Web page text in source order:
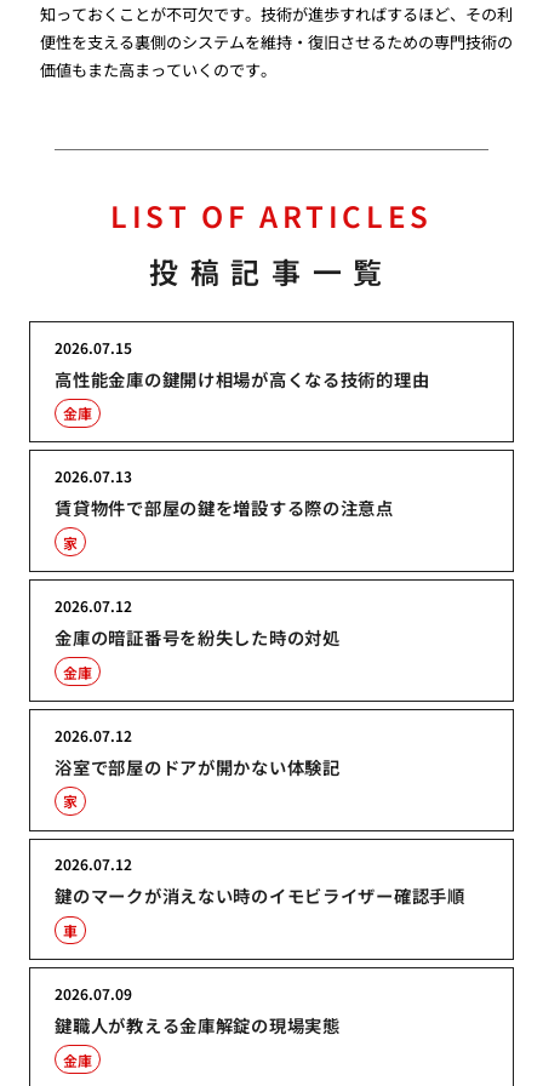
知っておくことが不可欠です。技術が進歩すればするほど、その利
便性を支える裏側のシステムを維持・復旧させるための専門技術の
価値もまた高まっていくのです。
LIST OF ARTICLES
投稿記事一覧
高性能金庫の鍵開け相場が高くなる技術的理由
2026.07.15
金庫
賃貸物件で部屋の鍵を増設する際の注意点
2026.07.13
家
金庫の暗証番号を紛失した時の対処
2026.07.12
金庫
浴室で部屋のドアが開かない体験記
2026.07.12
家
鍵のマークが消えない時のイモビライザー確認手順
2026.07.12
車
鍵職人が教える金庫解錠の現場実態
2026.07.09
金庫